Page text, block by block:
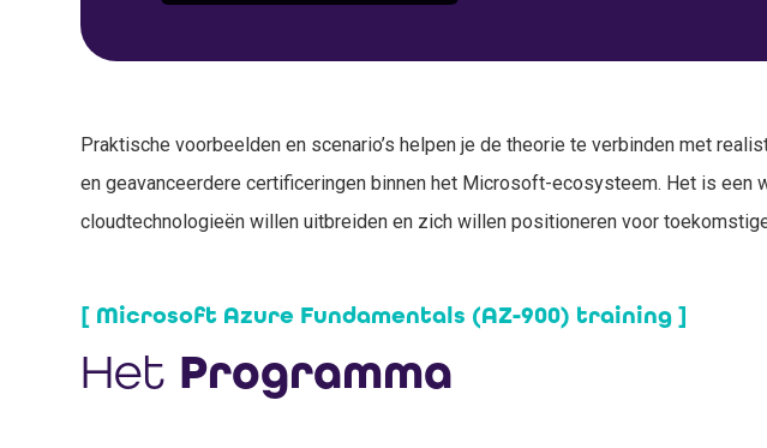
Praktische voorbeelden en scenario’s helpen je de theorie te verbinden met
en geavanceerdere certificeringen binnen het Microsoft-ecosysteem. Het is
cloudtechnologieën willen uitbreiden en zich willen positioneren voor
[ Microsoft Azure Fundamentals (AZ-900) training ]
Het Programma